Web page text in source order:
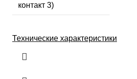
контакт 3)
Технические характеристики